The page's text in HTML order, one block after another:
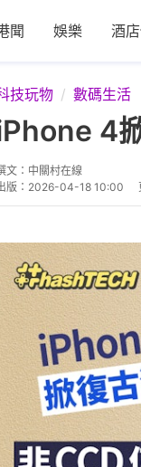
聞 娛樂 酒
技玩物 數碼生活
4
文： 中關村在線
版： 2026-04-18 10:00